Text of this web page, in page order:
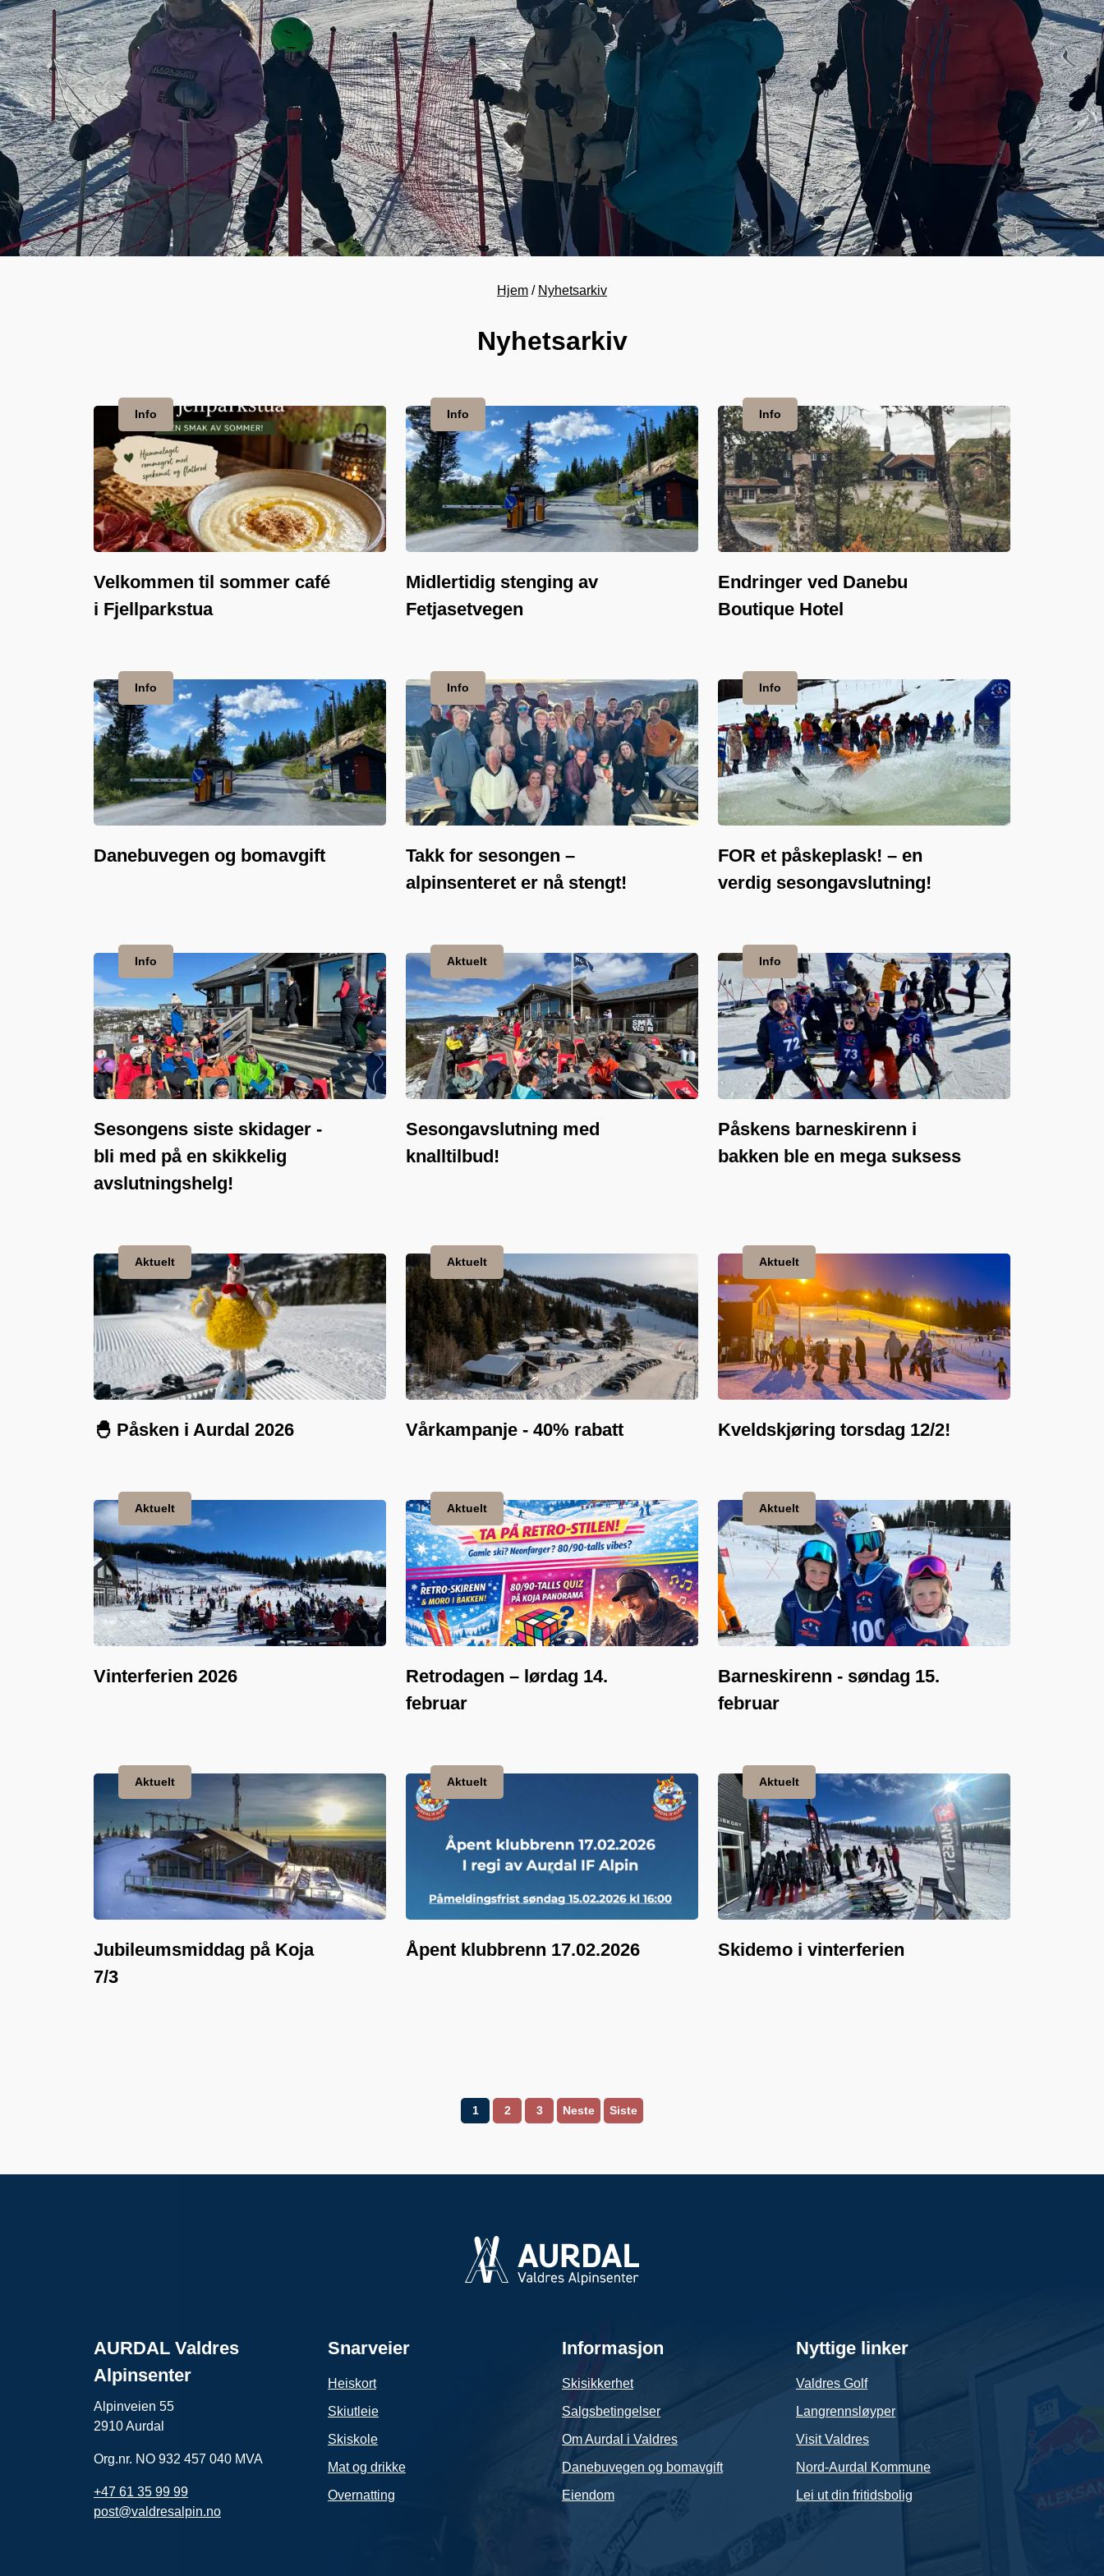
Hjem Nyhetsarkiv
Nyhetsarkiv
Info
Velkommen til sommer café
i Fjellparkstua
Info
Midlertidig stenging av
Fetjasetvegen
Info
Endringer ved Danebu
Boutique Hotel
Info
Danebuvegen og bomavgift
Info
Takk for sesongen –
alpinsenteret er nå stengt!
Info
FOR et påskeplask! – en
verdig sesongavslutning!
Info
Sesongens siste skidager -
bli med på en skikkelig
avslutningshelg!
Aktuelt
Sesongavslutning med
knalltilbud!
Info
Påskens barneskirenn i
bakken ble en mega suksess
Aktuelt
🐣 Påsken i Aurdal 2026
Aktuelt
Vårkampanje - 40% rabatt
Aktuelt
Kveldskjøring torsdag 12/2!
Aktuelt
Vinterferien 2026
Aktuelt
Retrodagen – lørdag 14.
februar
Aktuelt
Barneskirenn - søndag 15.
februar
Aktuelt
Jubileumsmiddag på Koja
7/3
Aktuelt
Åpent klubbrenn 17.02.2026
Aktuelt
Skidemo i vinterferien
1 2 3 Neste Siste
AURDAL Valdres
Alpinsenter
Alpinveien 55
2910 Aurdal
Org.nr. NO 932 457 040 MVA
+47 61 35 99 99
post@valdresalpin.no
Snarveier
Heiskort
Skiutleie
Skiskole
Mat og drikke
Overnatting
Informasjon
Skisikkerhet
Salgsbetingelser
Om Aurdal i Valdres
Danebuvegen og bomavgift
Eiendom
Nyttige linker
Valdres Golf
Langrennsløyper
Visit Valdres
Nord-Aurdal Kommune
Lei ut din fritidsbolig